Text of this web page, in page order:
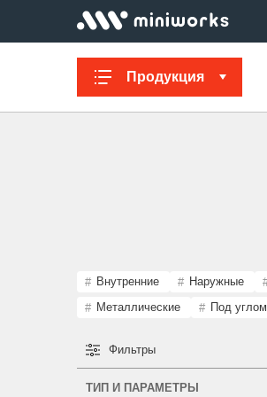
Продукция
Колпачки на
Внутренние Наружные
Металлические
Под углом
Фильтры
ТИП И ПАРАМЕТРЫ